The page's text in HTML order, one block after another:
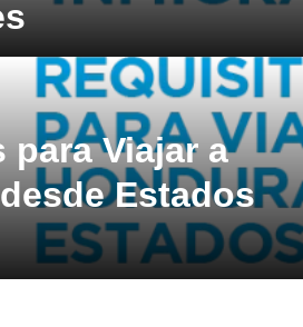
Viajar a
Estados